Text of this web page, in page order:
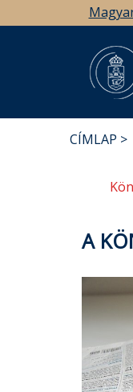
a
CÍMLAP
A